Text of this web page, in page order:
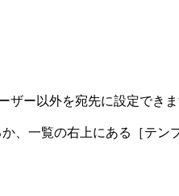
ザー以外を宛先に設定できま
、一覧の右上にある［テン